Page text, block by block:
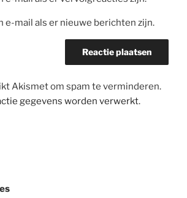
e-mail als er nieuwe berichten zijn.
Akismet om spam te verminderen.
gegevens worden verwerkt.